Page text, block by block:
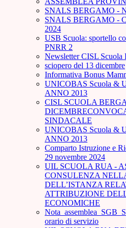
SNALS BERGAMO -
SNALS BERGAMO -
2024
USB Scuola: sportello
PNRR 2
Newsletter CISL Scuola
sciopero del 13 dicembre
Informativa Bonus
UNICOBAS Scuola &
ANNO 2013
CISL SCUOLA
SINDACALE
UNICOBAS Scuola &
ANNO 2013
Comparto Istruzione e
29 novembre 2024
UIL SCUOLA RUA -
CONSULENZA
DELL’ISTANZA
ATTRIBUZIONE
ECONOMICHE
orario di servizio